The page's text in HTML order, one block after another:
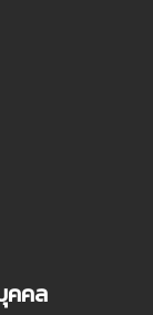
คคล